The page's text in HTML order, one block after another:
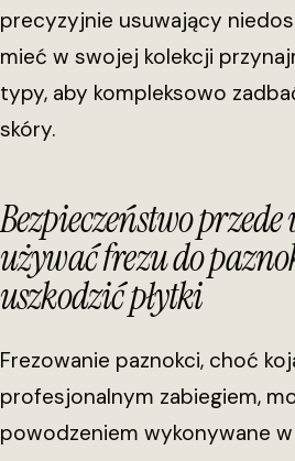
precyzyjnie usuwający
mieć w swojej kolekcji
typy, aby kompleksowo
skóry.
Bezpieczeństwo
używać frezu do
uszkodzić płytki
Frezowanie paznokci, choć
profesjonalnym zabiegiem,
powodzeniem wykonywane